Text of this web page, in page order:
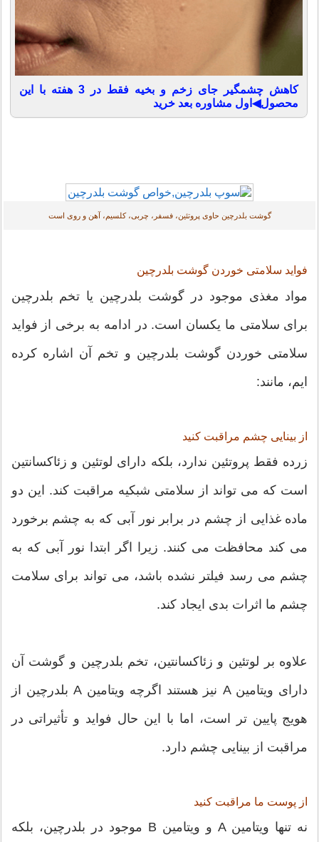
کاهش چشمگیر جای زخم و بخیه فقط در 3 هفته با این
محصول◀اول مشاوره بعد خرید
گوشت بلدرچین حاوی پروتئین، فسفر، چربی، کلسیم، آهن و روی است
فواید سلامتی خوردن گوشت بلدرچین
مواد مغذی موجود در گوشت بلدرچین یا تخم بلدرچین
برای سلامتی ما یکسان است. در ادامه به برخی از فواید
سلامتی خوردن گوشت بلدرچین و تخم آن اشاره کرده
ایم، مانند:
از بینایی چشم مراقبت کنید
زرده فقط پروتئین ندارد، بلکه دارای لوتئین و زئاکسانتین
است که می تواند از سلامتی شبکیه مراقبت کند. این دو
ماده غذایی از چشم در برابر نور آبی که به چشم برخورد
می کند محافظت می کنند. زیرا اگر ابتدا نور آبی که به
چشم می رسد فیلتر نشده باشد، می تواند برای سلامت
چشم ما اثرات بدی ایجاد کند.
علاوه بر لوتئین و زئاکسانتین، تخم بلدرچین و گوشت آن
دارای ویتامین A نیز هستند اگرچه ویتامین A بلدرچین از
هویج پایین تر است، اما با این حال فواید و تأثیراتی در
مراقبت از بینایی چشم دارد.
از پوست ما مراقبت کنید
نه تنها ویتامین A و ویتامین B موجود در بلدرچین، بلکه